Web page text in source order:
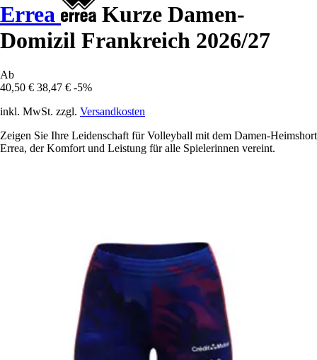
Errea
Kurze Damen-
Domizil Frankreich 2026/27
Ab
40,50 € 38,47 € -5%
inkl. MwSt. zzgl. Versandkosten
Zeigen Sie Ihre Leidenschaft für Volleyball mit dem Damen-Heimshort
Errea, der Komfort und Leistung für alle Spielerinnen vereint.